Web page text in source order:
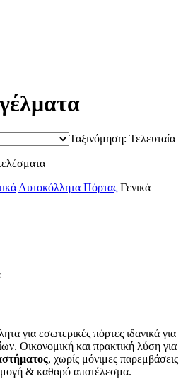
Ταξινόμηση: Τελευταία
Sorted
latest
Αυτοκόλλητα Πόρτας Γενικά
για εσωτερικές πόρτες ιδανικά για
Οικονομική και πρακτική λύση για
, χωρίς μόνιμες παρεμβάσεις
& καθαρό αποτέλεσμα.